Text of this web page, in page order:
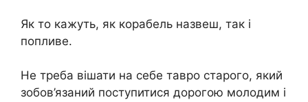
Як то кажуть, як корабель назвеш, так і
попливе.
Не треба вішати на себе тавро старого, який
зобов’язаний поступитися дорогою молодим і